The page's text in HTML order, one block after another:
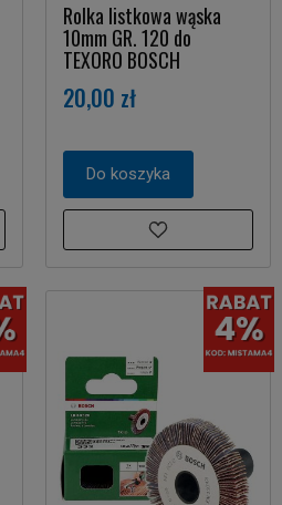
Rolka listkowa wąska
10mm GR. 120 do
TEXORO BOSCH
20,00 zł
Do koszyka